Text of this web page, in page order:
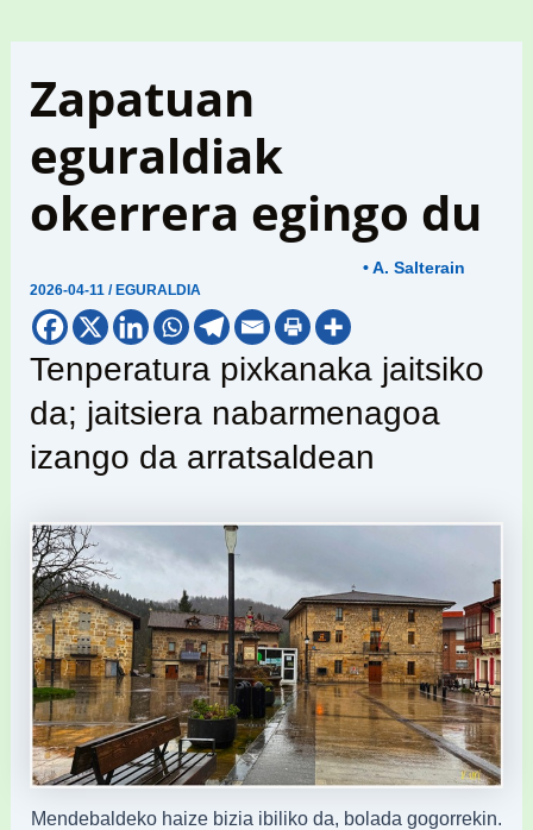
Zapatuan
eguraldiak
okerrera egingo du
2026-04-11/ EGURALDIA
• A. Salterain
Tenperatura pixkanaka jaitsiko
da; jaitsiera nabarmenagoa
izango da arratsaldean
Mendebaldeko haize bizia ibiliko da, bolada gogorrekin.